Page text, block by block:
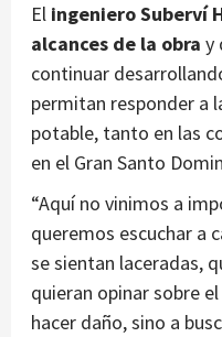
El ingeniero Suberví
alcances de la obra y
continuar
permitan responder a
potable, tanto en las
en el Gran Santo
“Aquí no vinimos a
queremos escuchar a
se sientan laceradas,
quieran opinar sobre
hacer daño, sino a